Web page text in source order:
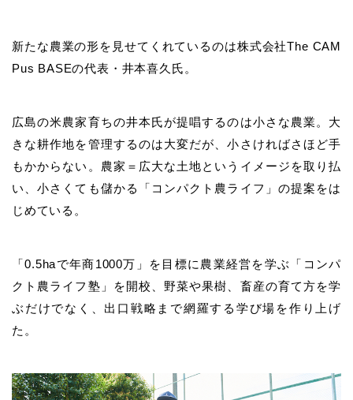
新たな農業の形を見せてくれているのは株式会社The CAM
Pus BASEの代表・井本喜久氏。
広島の米農家育ちの井本氏が提唱するのは小さな農業。大
きな耕作地を管理するのは大変だが、小さければさほど手
もかからない。農家＝広大な土地というイメージを取り払
い、小さくても儲かる「コンパクト農ライフ」の提案をは
じめている。
「0.5haで年商1000万」を目標に農業経営を学ぶ「コンパ
クト農ライフ塾」を開校、野菜や果樹、畜産の育て方を学
ぶだけでなく、出口戦略まで網羅する学び場を作り上げ
た。